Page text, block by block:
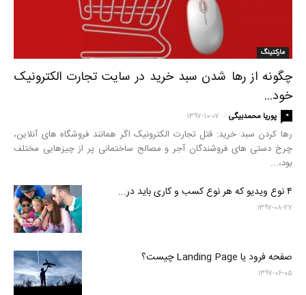
مارکتینگ
چگونه از رها شدن سبد خرید در سایت تجارت الکترونیک
خود...
پوریا محمدبیگی - ۱۳۹۷-۱۰-۰۷ ۰
رها کردن سبد خرید: قتل تجارت الکترونیک اگر همانند فروشگاه های آنلاین،
چرخ دستی های فروشندگان آجر و مصالح ساختمانی پر از چیزهایی مختلف
بود،...
۴ نوع ویدیو که هر نوع کسب و کاری باید در...
۱۳۹۷-۰۸-۲۷
صفحه فرود یا Landing Page چیست؟
۱۳۹۷-۰۶-۰۵